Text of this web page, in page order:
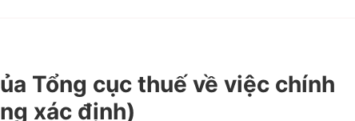
Tổng cục thuế về việc chính
xác định)